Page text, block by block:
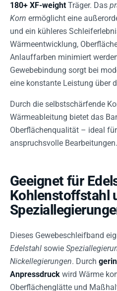
180+ XF-weight Träger. Das
Korn ermöglicht eine
und ein kühleres
Wärmeentwicklung,
Anlauffarben minimiert
Gewebebindung sorgt bei
eine konstante Leistung über
Durch die selbstschärfende
Wärmeableitung bietet das
Oberflächenqualität – ideal
anspruchsvolle Bearbeitungen.
Geeignet für
Kohlenstoffstahl
Dieses Gewebeschleifband
Edelstahl sowie
Nickellegierungen. Durch
Anpressdruck wird Wärme
Oberflächenglätte und